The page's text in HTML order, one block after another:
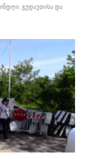
გუდაუთისა და